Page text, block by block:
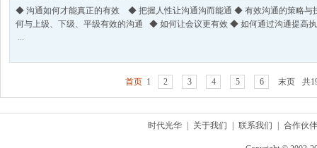
◆ 沟通如何才能真正的有效 ◆ 把握人性让沟通沟而能通 ◆ 有效沟通的策略
何与上级、下级、平级有效的沟通 ◆ 如何让会议更有效 ◆ 如何通过沟通提高
...
首页 1 2 3 4 5 6 末页 共
时代光华 关于我们 联系我们 合作伙伴